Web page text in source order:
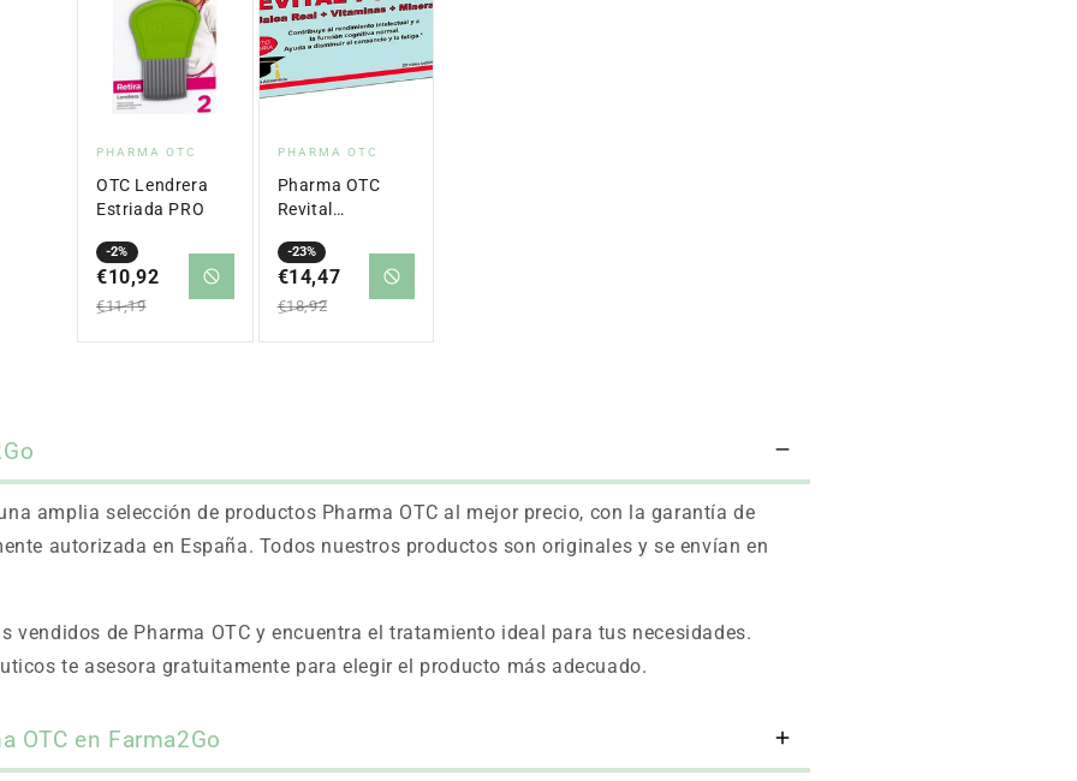
Vendor:
PHARMA OTC
OTC Lendrera
Estriada PRO
-2%
Sale
price
€10,92
Regular
price
€11,19
Vendor:
PHARMA OTC
Pharma OTC
Revital
Ml X 20
Ampoules
-23%
Sale
price
€14,47
Regular
price
€18,92
amplia selección de productos Pharma OTC al mejor precio, con la garantía de
autorizada en España. Todos nuestros productos son originales y se envían en
vendidos de Pharma OTC y encuentra el tratamiento ideal para tus necesidades.
te asesora gratuitamente para elegir el producto más adecuado.
OTC en Farma2Go